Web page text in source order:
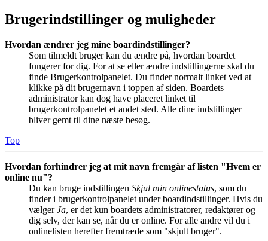
Brugerindstillinger og muligheder
Hvordan ændrer jeg mine boardindstillinger?
Som tilmeldt bruger kan du ændre på, hvordan boardet
fungerer for dig. For at se eller ændre indstillingerne skal du
finde Brugerkontrolpanelet. Du finder normalt linket ved at
klikke på dit brugernavn i toppen af siden. Boardets
administrator kan dog have placeret linket til
brugerkontrolpanelet et andet sted. Alle dine indstillinger
bliver gemt til dine næste besøg.
Top
Hvordan forhindrer jeg at mit navn fremgår af listen "Hvem er
online nu"?
Du kan bruge indstillingen Skjul min onlinestatus, som du
finder i brugerkontrolpanelet under boardindstillinger. Hvis du
vælgerJa, er det kun boardets administratorer, redaktører og
dig selv, der kan se, når du er online. For alle andre vil du i
onlinelisten herefter fremtræde som "skjult bruger".